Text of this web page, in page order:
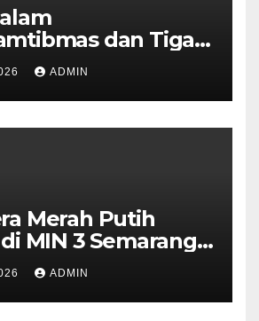
dan Tiga
Ungaran
Warga
Ronda
ADMIN
Merah Putih
MIN 3 Semarang,
Desa
Peringatan
Kemerdekaan RI
ADMIN